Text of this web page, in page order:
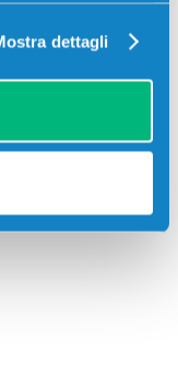
dettagli